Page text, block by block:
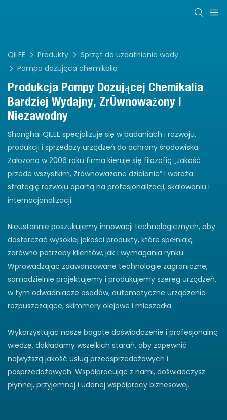
QILEE Produkty
Sprzęt do uzdatniania wody
Pompa dozująca chemikalia
Produkcja Pompy Dozującej Chemikalia
Bardziej Wydajny, Zrównoważony I
Niezawodny
Shanghai QILEE specjalizuje się w badaniach i rozwoju,
produkcji i sprzedaży urządzeń do ochrony środowiska.
Założona w 2006 roku firma kieruje się filozofią „Jakość
przede wszystkim, Zrównoważone działanie” i wdraża
strategię rozwoju opartą na profesjonalizacji, skalowaniu i
internacjonalizacji.
Nieustannie poszukujemy innowacji technologicznych, aby
dostarczać wysokiej jakości produkty, które spełniają
zarówno potrzeby klientów, jak i wymagania rynku.
Wprowadzając zaawansowane technologie zagraniczne,
samodzielnie projektujemy i produkujemy szereg urządzeń,
w tym odwadniacze osadów, automatyczne urządzenia
rozpuszczające, skimmery olejowe i mieszadła.
Wykorzystując nasze bogate doświadczenie i profesjonalną
wiedzę, dokładamy wszelkich starań, aby zapewnić
najwyższą jakość usług przedsprzedażowych i
posprzedażowych. Współpracując z nami, doświadczysz
płynnej, przyjemnej i udanej współpracy biznesowej.